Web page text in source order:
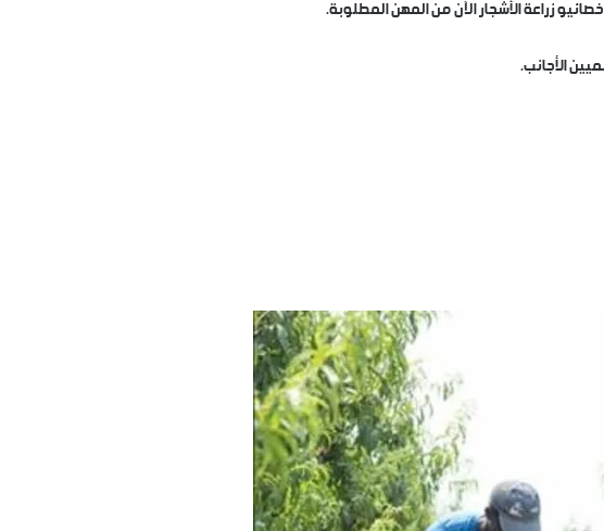
زراعة الأشجار الآن من المهن المطلوبة.
الأجانب.